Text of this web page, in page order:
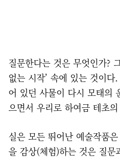
질문한다는 것은 무엇인가?
없는 시작’ 속에 있는 것이
어 있던 사물이 다시 모태의
으면서 우리로 하여금 테초
실은 모든 뛰어난 예술작품
을 감상(체험)하는 것은 질